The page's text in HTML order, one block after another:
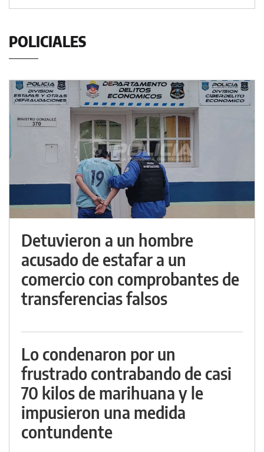
POLICIALES
Detuvieron a un hombre
acusado de estafar a un
comercio con comprobantes de
transferencias falsos
Lo condenaron por un
frustrado contrabando de casi
70 kilos de marihuana y le
impusieron una medida
contundente